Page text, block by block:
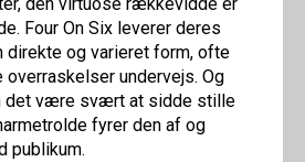
Four On Six leverer deres
direkte og varieret form, ofte
overraskelser undervejs. Og
det være svært at sidde stille
fyrer den af og
publikum.